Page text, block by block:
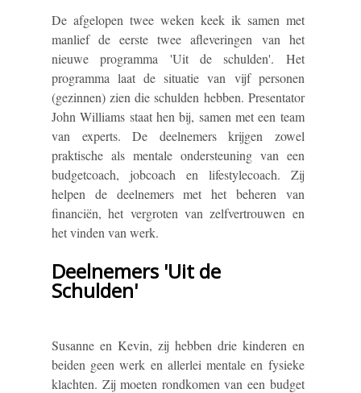
De afgelopen twee weken keek ik samen met
manlief de eerste twee afleveringen van het
nieuwe programma 'Uit de schulden'. Het
programma laat de situatie van vijf personen
(gezinnen) zien die schulden hebben. Presentator
John Williams staat hen bij, samen met een team
van experts. De deelnemers krijgen zowel
praktische als mentale ondersteuning van een
budgetcoach, jobcoach en lifestylecoach. Zij
helpen de deelnemers met het beheren van
financiën, het vergroten van zelfvertrouwen en
het vinden van werk.
Deelnemers 'Uit de
Schulden'
Susanne en Kevin, zij hebben drie kinderen en
beiden geen werk en allerlei mentale en fysieke
klachten. Zij moeten rondkomen van een budget